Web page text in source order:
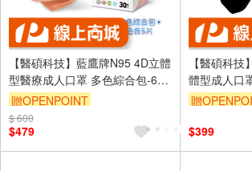
【醫碩科技】藍鷹牌N95 4D立體
型醫療成人口罩 多色綜合包-6色
各5片
贈OPENPOINT
$ 600
$479
【醫碩科
體型成人口
選
贈
$399